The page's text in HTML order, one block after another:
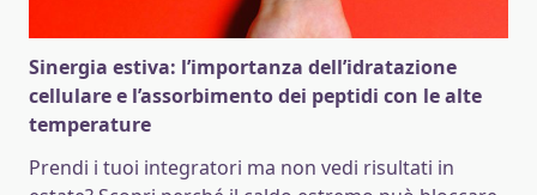
Sinergia estiva: l’importanza dell’idratazione
cellulare e l’assorbimento dei peptidi con le alte
temperature
Prendi i tuoi integratori ma non vedi risultati in